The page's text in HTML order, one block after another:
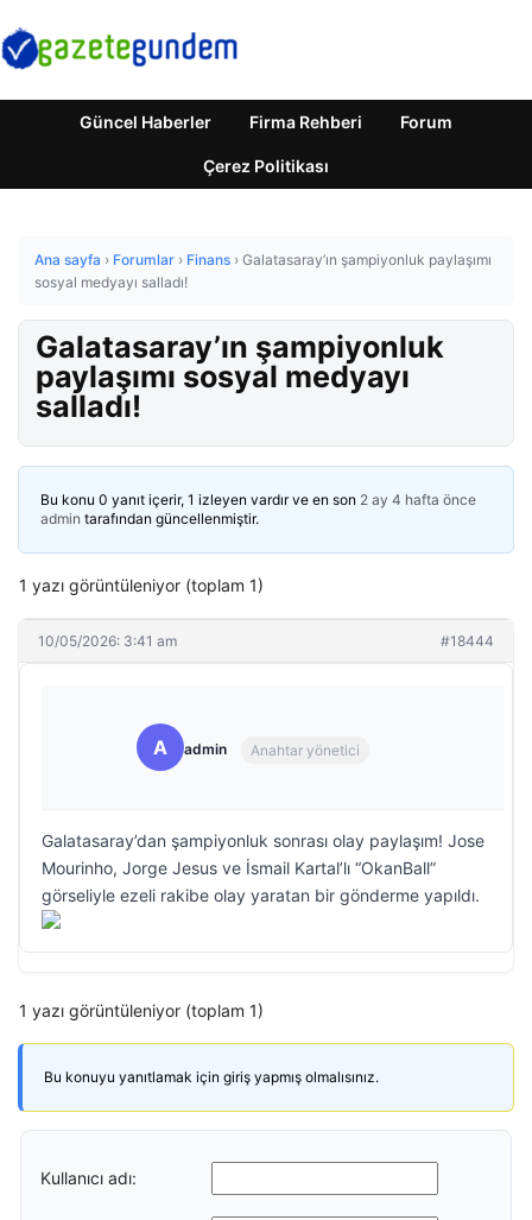
Güncel Haberler Firma Rehberi Forum
Çerez Politikası
Ana sayfa › Forumlar › Finans › Galatasaray’ın şampiyonluk paylaşımı
sosyal medyayı salladı!
Galatasaray’ın şampiyonluk
paylaşımı sosyal medyayı
salladı!
Bu konu 0 yanıt içerir, 1 izleyen vardır ve en son 2 ay 4 hafta önce
admin tarafından güncellenmiştir.
1 yazı görüntüleniyor (toplam 1)
10/05/2026: 3:41 am #18444
A admin Anahtar yönetici
Galatasaray’dan şampiyonluk sonrası olay paylaşım! Jose
Mourinho, Jorge Jesus ve İsmail Kartal’lı “OkanBall”
görseliyle ezeli rakibe olay yaratan bir gönderme yapıldı.
1 yazı görüntüleniyor (toplam 1)
Bu konuyu yanıtlamak için giriş yapmış olmalısınız.
Kullanıcı adı: